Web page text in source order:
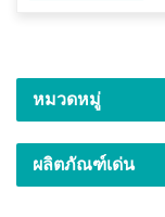
หมวดหมู่
ผลิตภัณฑ์เด่น